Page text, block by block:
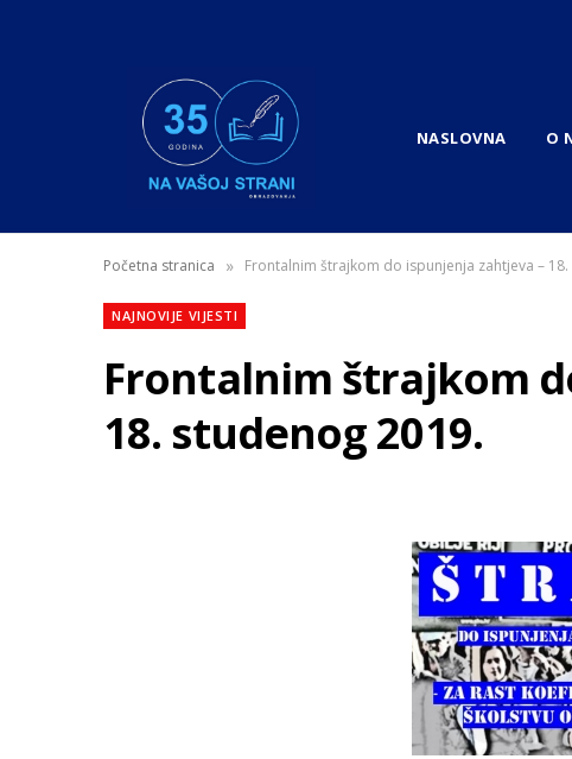
NASLOVNA O
Početna stranica » Frontalnim štrajkom do ispunjenja zahtjeva –
NAJNOVIJE VIJESTI
Frontalnim štrajkom
18. studenog 2019.